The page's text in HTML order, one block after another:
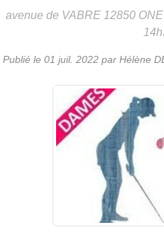
avenue de VABRE 12850
Publié le 01 juil. 2022 par Hélène